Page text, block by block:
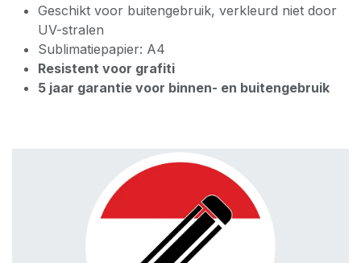
Geschikt voor buitengebruik, verkleurd niet door
UV-stralen
Sublimatiepapier: A4
Resistent voor grafiti
5 jaar garantie voor binnen- en buitengebruik